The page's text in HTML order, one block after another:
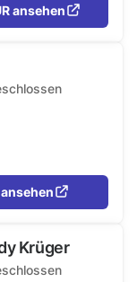
ansehen
Krüger